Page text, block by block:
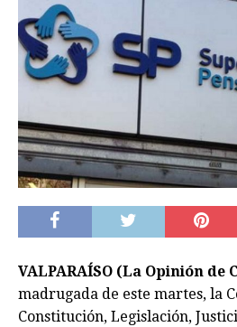
VALPARAÍSO (La Opinión de
madrugada de este martes, la
Constitución, Legislación,